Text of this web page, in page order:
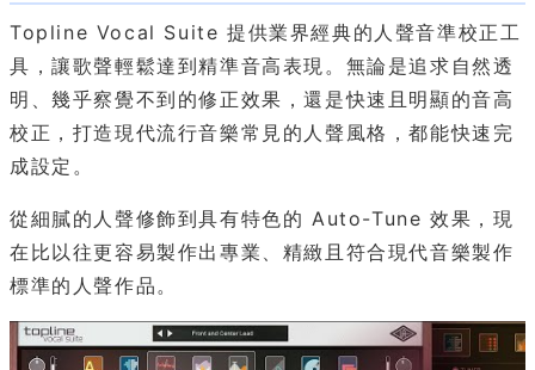
Topline Vocal Suite 提供業界經典的人聲音準校正工
具，讓歌聲輕鬆達到精準音高表現。無論是追求自然透
明、幾乎察覺不到的修正效果，還是快速且明顯的音高
校正，打造現代流行音樂常見的人聲風格，都能快速完
成設定。
從細膩的人聲修飾到具有特色的 Auto-Tune 效果，現
在比以往更容易製作出專業、精緻且符合現代音樂製作
標準的人聲作品。